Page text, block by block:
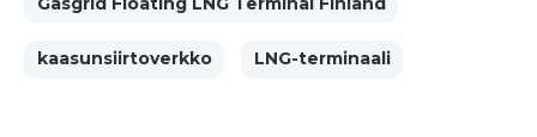
kaasunsiirtoverkko LNG-terminaali